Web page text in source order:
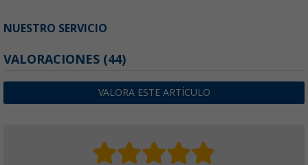
NUESTRO SERVICIO
VALORACIONES (44)
VALORA ESTE ARTÍCULO